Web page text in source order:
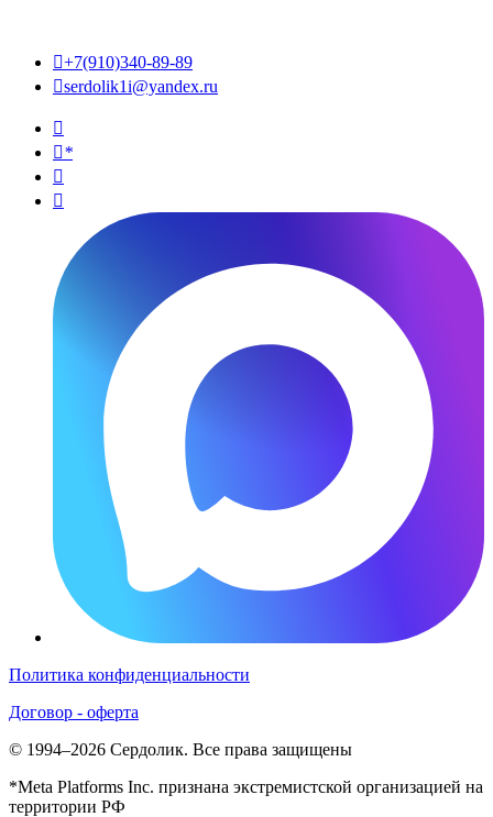
+7(910)340-89-89
serdolik1i@yandex.ru

*


Политика конфиденциальности
Договор - оферта
© 1994–2026 Сердолик. Все права защищены
*Meta Platforms Inc. признана экстремистской организацией на
территории РФ